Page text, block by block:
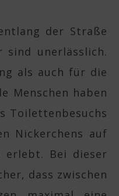
der Straße
sind unerlässlich.
als auch für die
Menschen haben
Toilettenbesuchs
Nickerchens auf
erlebt. Bei dieser
dass zwischen